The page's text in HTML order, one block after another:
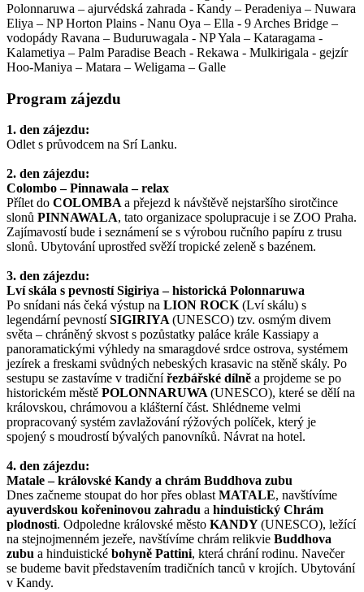
Polonnaruwa – ajurvédská zahrada - Kandy – Peradeniya – Nuwara
Eliya – NP Horton Plains - Nanu Oya – Ella - 9 Arches Bridge –
vodopády Ravana – Buduruwagala - NP Yala – Kataragama -
Kalametiya – Palm Paradise Beach - Rekawa - Mulkirigala - gejzír
Hoo-Maniya – Matara – Weligama – Galle
Program zájezdu
1. den zájezdu:
Odlet s průvodcem na Srí Lanku.
2. den zájezdu:
Colombo – Pinnawala – relax
Přílet do COLOMBAa přejezd k návštěvě nejstaršího sirotčince
slonů PINNAWALA, tato organizace spolupracuje i se ZOO Praha.
Zajímavostí bude i seznámení se s výrobou ručního papíru z trusu
slonů. Ubytování uprostřed svěží tropické zeleně s bazénem.
3. den zájezdu:
Lví skála s pevností Sigiriya – historická Polonnaruwa
Po snídani nás čeká výstup na LION ROCK(Lví skálu) s
legendární pevnostíSIGIRIYA(UNESCO) tzv. osmým divem
světa – chráněný skvost s pozůstatky paláce krále Kassiapy a
panoramatickými výhledy na smaragdové srdce ostrova, systémem
jezírek a freskami svůdných nebeských krasavic na stěně skály. Po
sestupu se zastavíme v tradičnířezbářské dílně a projdeme se po
historickém městě POLONNARUWA(UNESCO), které se dělí na
královskou, chrámovou a klášterní část. Shlédneme velmi
propracovaný systém zavlažování rýžových políček, který je
spojený s moudrostí bývalých panovníků. Návrat na hotel.
4. den zájezdu:
Matale – královské Kandy a chrám Buddhova zubu
Dnes začneme stoupat do hor přes oblastMATALE, navštívíme
ayuverdskou kořeninovou zahradu a hinduistický Chrám
plodnosti. Odpoledne královské město KANDY(UNESCO), ležící
na stejnojmenném jezeře, navštívíme chrám relikvie Buddhova
zubu a hinduistické bohyně Pattini, která chrání rodinu. Navečer
se budeme bavit představením tradičních tanců v krojích. Ubytování
v Kandy.